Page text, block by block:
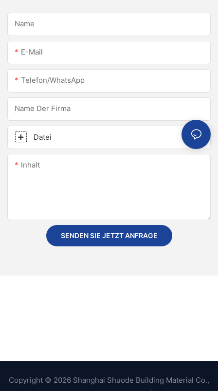
Name
E-Mail
Telefon/WhatsApp
Name Der Firma
Datei
Inhalt
SENDEN SIE JETZT ANFRAGE
Copyright © 2026 Shanghai Shuode Building Material Co.,